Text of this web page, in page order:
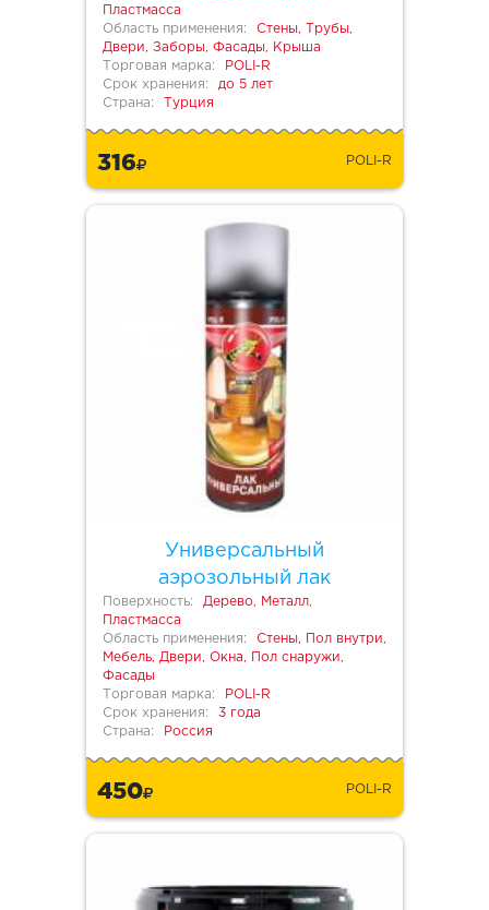
Пластмасса
Область применения:
Стены, Трубы,
Двери, Заборы, Фасады, Крыша
Торговая марка:
POLI-R
Срок хранения:
до 5 лет
Страна:
Турция
316 POLI-R
Универсальный
аэрозольный лак
Поверхность:
Дерево, Металл,
Пластмасса
Область применения:
Стены, Пол внутри,
Мебель, Двери, Окна, Пол снаружи,
Фасады
Торговая марка:
POLI-R
Срок хранения:
3 года
Страна:
Россия
450 POLI-R